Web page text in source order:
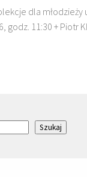
dla młodzieży
godz. 11:30 + Piotr
Szukaj